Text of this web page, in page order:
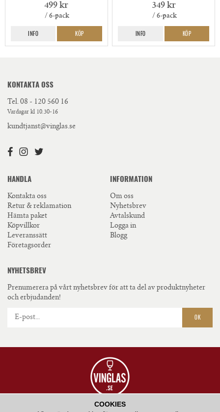
499 kr
/ 6-pack
INFO KÖP
349 kr
/ 6-pack
INFO KÖP
KONTAKTA OSS
Tel. 08 - 120 560 16
Vardagar kl 10.30-16
kundtjanst@vinglas.se
HANDLA
Kontakta oss
Retur & reklamation
Hämta paket
Köpvillkor
Leveranssätt
Företagsorder
INFORMATION
Om oss
Nyhetsbrev
Avtalskund
Logga in
Blogg
NYHETSBREV
Prenumerera på vårt nyhetsbrev för att ta del av produktnyheter
och erbjudanden!
OK
COOKIES